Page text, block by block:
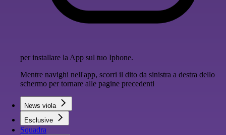
per installare la App sul tuo Iphone.
Mentre navighi nell'app, scorri il dito da sinistra a destra dello
schermo per tornare alle pagine precedenti
News viola
Esclusive
Squadra